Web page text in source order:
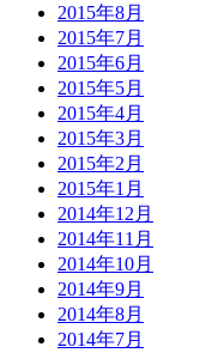
2015年8月
2015年7月
2015年6月
2015年5月
2015年4月
2015年3月
2015年2月
2015年1月
2014年12月
2014年11月
2014年10月
2014年9月
2014年8月
2014年7月